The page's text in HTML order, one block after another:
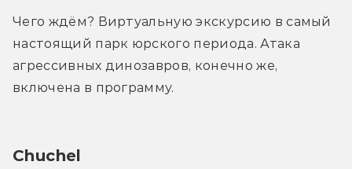
Чего ждём? Виртуальную экскурсию в самый
настоящий парк юрского периода. Атака
агрессивных динозавров, конечно же,
включена в программу.
Chuchel